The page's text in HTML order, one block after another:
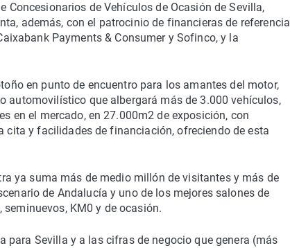
Concesionarios de Vehículos de Ocasión de Sevilla,
además, con el patrocinio de financieras de referencia
Payments & Consumer y Sofinco, y la
en punto de encuentro para los amantes del motor,
automovilístico que albergará más de 3.000 vehículos,
en el mercado, en 27.000m2 de exposición, con
cita y facilidades de financiación, ofreciendo de esta
ya suma más de medio millón de visitantes y más de
de Andalucía y uno de los mejores salones de
KM0 y de ocasión.
para Sevilla y a las cifras de negocio que genera (más